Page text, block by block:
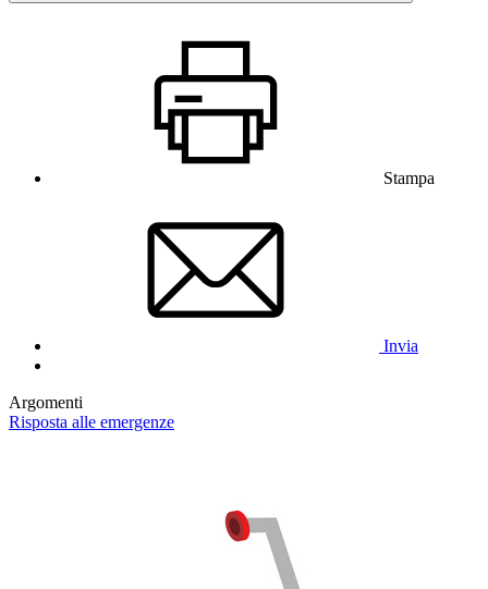
Stampa
Invia
Argomenti
Risposta alle emergenze